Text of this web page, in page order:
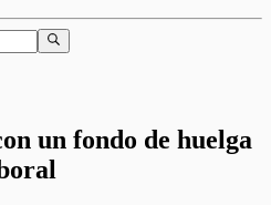
un fondo de huelga